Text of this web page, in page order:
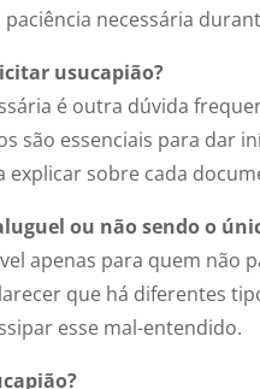
necessária
usucapião?
é outra dúvida
são essenciais para dar
sobre cada
ou não sendo o
apenas para quem não
que há diferentes
esse mal-entendido.